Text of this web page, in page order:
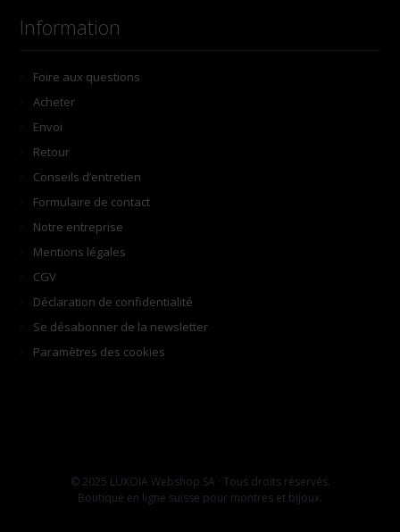
Information
Foire aux questions
Acheter
Envoi
Retour
Conseils d’entretien
Formulaire de contact
Notre entreprise
Mentions légales
CGV
Déclaration de confidentialité
Se désabonner de la newsletter
Paramètres des cookies
© 2025 LUXOIA Webshop SA · Tous droits réservés.
Boutique en ligne suisse pour montres et bijoux.